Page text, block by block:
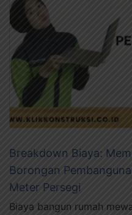
Breakdown Biaya:
Borongan
Meter Persegi
Biaya bangun rumah